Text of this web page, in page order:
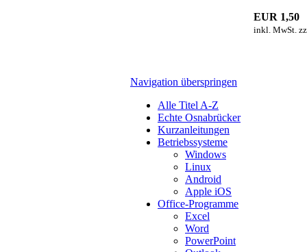
EUR 1,50
inkl. MwSt.
Navigation überspringen
Alle Titel A-Z
Echte Osnabrücker
Kurzanleitungen
Betriebssysteme
Windows
Linux
Android
Apple iOS
Office-Programme
Excel
Word
PowerPoint